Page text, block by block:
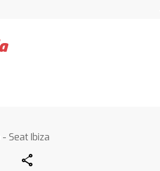
- Seat Ibiza
Share